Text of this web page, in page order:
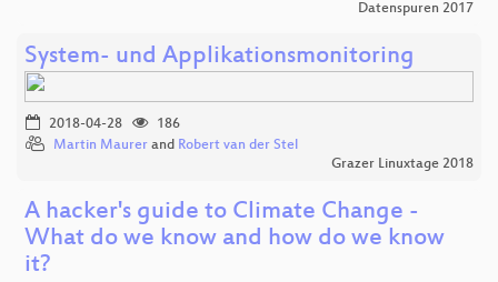
Datenspuren 2017
System- und Applikationsmonitoring
2018-04-28
186
Martin Maurer and Robert van der Stel
Grazer Linuxtage 2018
A hacker's guide to Climate Change -
What do we know and how do we know
it?